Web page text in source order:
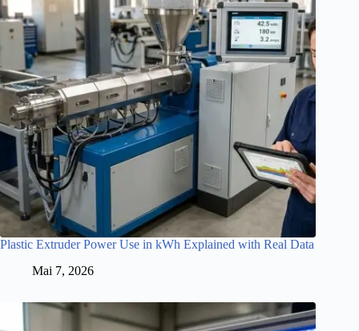
Plastic Extruder Power Use in kWh Explained with Real Data
Mai 7, 2026